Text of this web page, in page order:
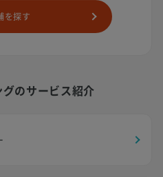
を探す
のサービス紹介